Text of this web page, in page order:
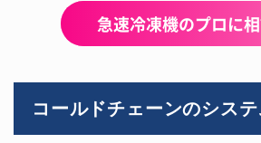
急速冷凍機のプロに
コールドチェーンのシステ